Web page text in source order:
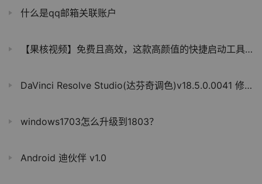
什么是qq邮箱关联账户
【果核视频】免费且高效，这款高颜值的快捷启动工具适合你吗？
DaVinci Resolve Studio(达芬奇调色)v18.5.0.0041 修改版
windows1703怎么升级到1803？
Android 迪伙伴 v1.0